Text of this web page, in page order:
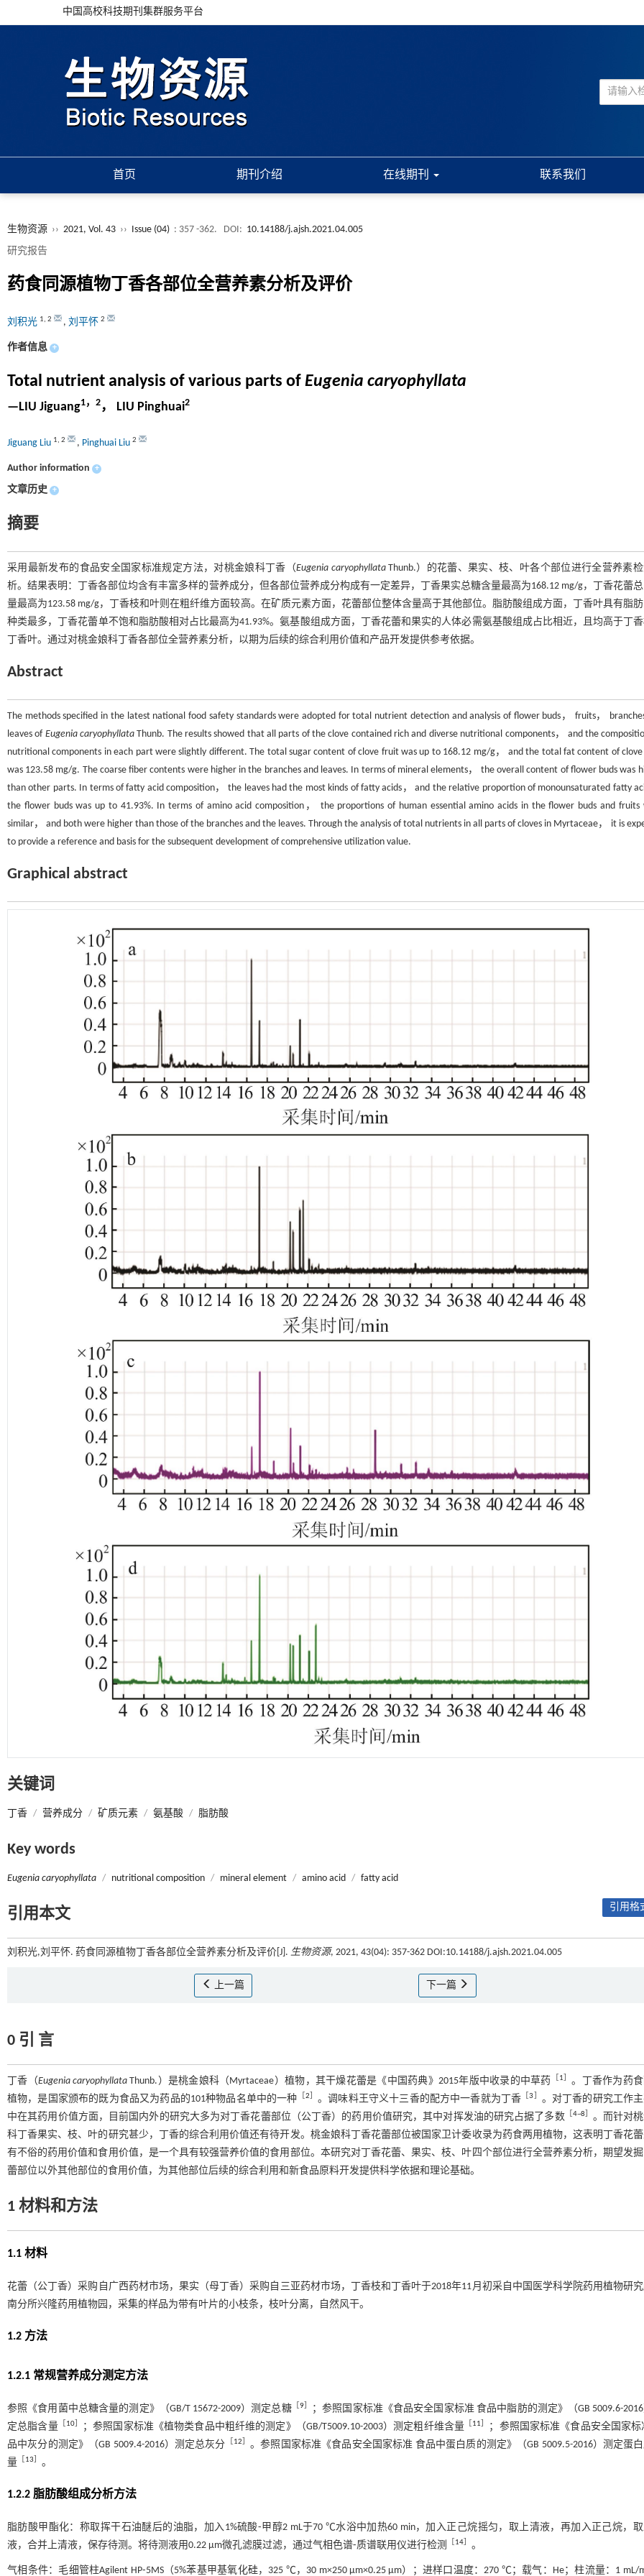
中国高校科技期刊集群服务平台
首页 期刊介绍 在线期刊 联系我们
生物资源 ›› 2021, Vol. 43 ›› Issue (04) : 357 -362. DOI: 10.14188/j.ajsh.2021.04.005
研究报告
药食同源植物丁香各部位全营养素分析及评价
刘积光 1, 2 , 刘平怀 2
作者信息 +
Total nutrient analysis of various parts of Eugenia caryophyllata
—LIU Jiguang1，2， LIU Pinghuai2
Jiguang Liu 1, 2 , Pinghuai Liu 2
Author information +
文章历史 +
摘要
采用最新发布的食品安全国家标准规定方法，对桃金娘科丁香（Eugenia caryophyllataThunb.）的花蕾、果实、枝、叶各个部位进行全营养素
析。结果表明：丁香各部位均含有丰富多样的营养成分，但各部位营养成分构成有一定差异，丁香果实总糖含量最高为168.12 mg/g，丁香花蕾
量最高为123.58 mg/g，丁香枝和叶则在粗纤维方面较高。在矿质元素方面，花蕾部位整体含量高于其他部位。脂肪酸组成方面，丁香叶具有脂
种类最多，丁香花蕾单不饱和脂肪酸相对占比最高为41.93%。氨基酸组成方面，丁香花蕾和果实的人体必需氨基酸组成占比相近，且均高于丁
丁香叶。通过对桃金娘科丁香各部位全营养素分析，以期为后续的综合利用价值和产品开发提供参考依据。
Abstract
The methods specified in the latest national food safety standards were adopted for total nutrient detection and analysis of flower buds， fruits，
leaves of Eugenia caryophyllata Thunb. The results showed that all parts of the clove contained rich and diverse nutritional components， and the
nutritional components in each part were slightly different. The total sugar content of clove fruit was up to 168.12 mg/g， and the total fat content of clove
was 123.58 mg/g. The coarse fiber contents were higher in the branches and leaves. In terms of mineral elements， the overall content of flower buds was
than other parts. In terms of fatty acid composition， the leaves had the most kinds of fatty acids， and the relative proportion of monounsaturated fatty
the flower buds was up to 41.93%. In terms of amino acid composition， the proportions of human essential amino acids in the flower buds and fruits
similar， and both were higher than those of the branches and the leaves. Through the analysis of total nutrients in all parts of cloves in Myrtaceae， it is
to provide a reference and basis for the subsequent development of comprehensive utilization value.
Graphical abstract
关键词
丁香 / 营养成分 / 矿质元素 / 氨基酸 / 脂肪酸
Key words
Eugenia caryophyllata / nutritional composition / mineral element / amino acid / fatty acid
引用本文 引用格
刘积光,刘平怀. 药食同源植物丁香各部位全营养素分析及评价[J]. 生物资源, 2021, 43(04): 357-362 DOI:10.14188/j.ajsh.2021.04.005
上一篇 下一篇
0 引 言
丁香（Eugenia caryophyllata Thunb.）是桃金娘科（Myrtaceae）植物，其干燥花蕾是《中国药典》2015年版中收录的中草药 1
。丁香作为药
植物，是国家颁布的既为食品又为药品的101种物品名单中的一种
2 。调味料王守义十三香的配方中一香就为丁香 ［3
。对丁香的研究工作
中在其药用价值方面，目前国内外的研究大多为对丁香花蕾部位（公丁香）的药用价值研究，其中对挥发油的研究占据了多数［ 4~8
。而针对
科丁香果实、枝、叶的研究甚少，丁香的综合利用价值还有待开发。桃金娘科丁香花蕾部位被国家卫计委收录为药食两用植物，这表明丁香花
有不俗的药用价值和食用价值，是一个具有较强营养价值的食用部位。本研究对丁香花蕾、果实、枝、叶四个部位进行全营养素分析，期望发
蕾部位以外其他部位的食用价值，为其他部位后续的综合利用和新食品原料开发提供科学依据和理论基础。
1 材料和方法
1.1 材料
花蕾（公丁香）采购自广西药材市场，果实（母丁香）采购自三亚药材市场，丁香枝和丁香叶于2018年11月初采自中国医学科学院药用植物研
南分所兴隆药用植物园，采集的样品为带有叶片的小枝条，枝叶分离，自然风干。
1.2 方法
1.2.1 常规营养成分测定方法
参照《食用菌中总糖含量的测定》（GB/T 15672-2009）测定总糖［ 9］
；参照国家标准《食品安全国家标准 食品中脂肪的测定》（GB 5009.6-
定总脂含量［ 10］ ；参照国家标准《植物类食品中粗纤维的测定》（GB/T5009.10-2003）测定粗纤维含量 11
；参照国家标准《食品安全国家标
品中灰分的测定》（GB 5009.4-2016）测定总灰分
12
。参照国家标准《食品安全国家标准 食品中蛋白质的测定》（GB 5009.5-2016）测定蛋
量
13 。
1.2.2 脂肪酸组成分析方法
脂肪酸甲酯化：称取挥干石油醚后的油脂，加入1%硫酸⁃甲醇2 mL于70 ℃水浴中加热60 min，加入正己烷摇匀，取上清液，再加入正己烷，
液，合并上清液，保存待测。将待测液用0.22 μm微孔滤膜过滤，通过气相色谱⁃质谱联用仪进行检测
14 。
气相条件：毛细管柱Agilent HP⁃5MS（5%苯基甲基氧化硅，325 ℃，30 m×250 μm×0.25 μm）；进样口温度：270 ℃；载气：He；柱流量：1 mL/